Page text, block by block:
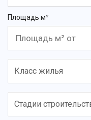
Площадь м²
Класс жилья
Стадии